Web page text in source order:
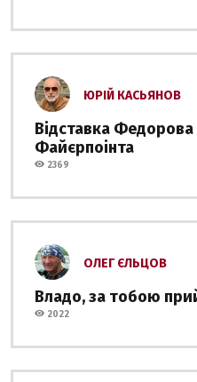
ЮРІЙ КАСЬЯНОВ
Відставка
Файєрпоінта
2369
ОЛЕГ ЄЛЬЦОВ
Владо, за тобою
2022